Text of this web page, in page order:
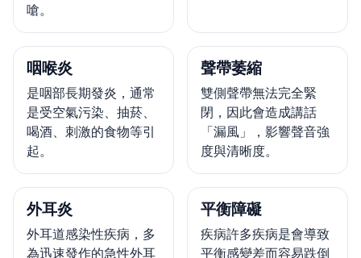
嗆。
咽喉炎
是咽部長期發炎，通常
是受空氣污染、抽菸、
喝酒、刺激的食物等引
起。
聲帶萎縮
雙側聲帶無法完全緊
閉，因此會造成講話
「漏風」，影響聲音強
度與清晰度。
外耳炎
外耳道感染性疾病，多
為迅速發作的急性外耳
平衡障礙
疾病許多疾病是會導致
平衡感變差而容易跌倒